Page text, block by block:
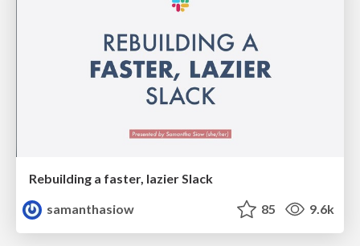
Rebuilding a faster, lazier Slack
samanthasiow
85 9.6k